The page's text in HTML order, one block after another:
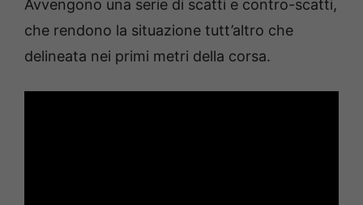
Avvengono una serie di scatti e contro-scatti,
che rendono la situazione tutt’altro che
delineata nei primi metri della corsa.